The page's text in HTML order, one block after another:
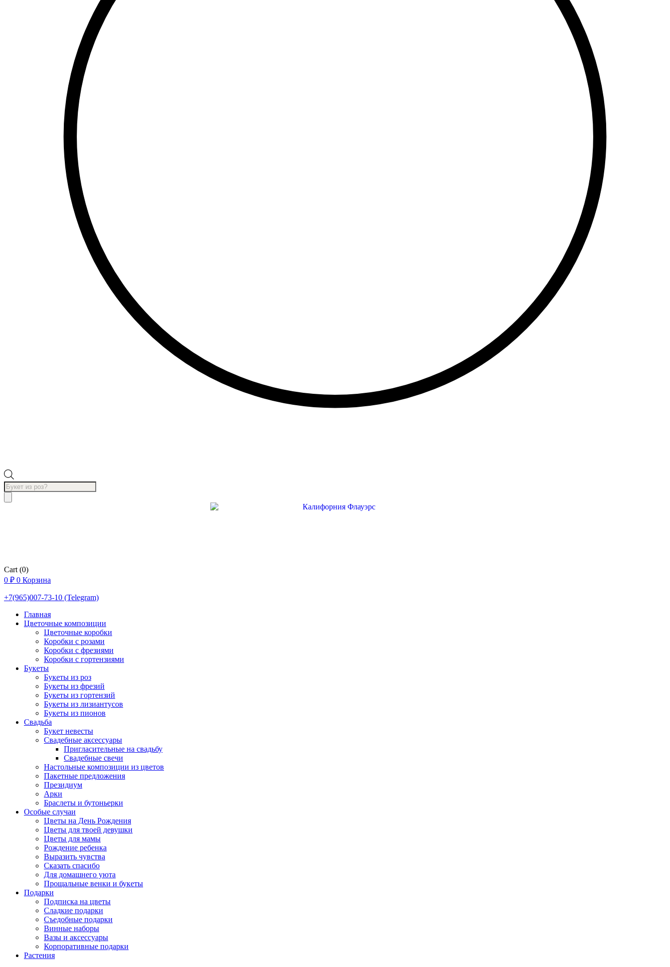
Поиск
товаров
Cart (0)
0 ₽ 0 Корзина
+7(965)007-73-10 (Telegram)
Главная
Цветочные композиции
Цветочные коробки
Коробки с розами
Коробки с фрезиями
Коробки с гортензиями
Букеты
Букеты из роз
Букеты из фрезий
Букеты из гортензий
Букеты из лизиантусов
Букеты из пионов
Свадьба
Букет невесты
Свадебные аксессуары
Пригласительные на свадьбу
Свадебные свечи
Настольные композиции из цветов
Пакетные предложения
Президиум
Арки
Браслеты и бутоньерки
Особые случаи
Цветы на День Рождения
Цветы для твоей девушки
Цветы для мамы
Рождение ребенка
Выразить чувства
Сказать спасибо
Для домашнего уюта
Прощальные венки и букеты
Подарки
Подписка на цветы
Сладкие подарки
Съедобные подарки
Винные наборы
Вазы и аксессуары
Корпоративные подарки
Растения